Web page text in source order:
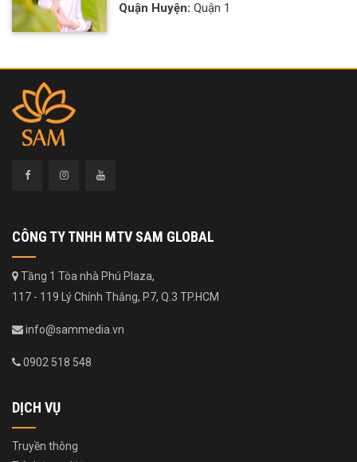
Quận Huyện: Quận 1
CÔNG TY TNHH MTV SAM GLOBAL
Tầng 1 Tòa nhà Phú Plaza,
117 - 119 Lý Chính Thắng, P7, Q.3 TP.HCM
info@sammedia.vn
0902 518 548
DỊCH VỤ
Truyền thông